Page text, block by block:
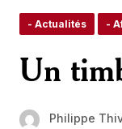
- Actualités -
Un
Philippe